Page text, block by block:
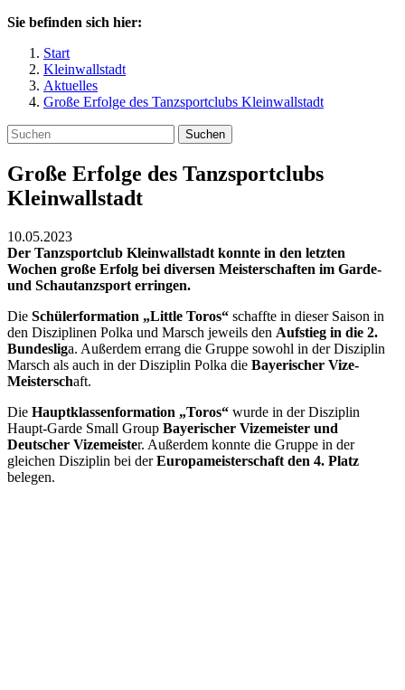
Sie befinden sich hier:
Start
Kleinwallstadt
Aktuelles
Große Erfolge des Tanzsportclubs Kleinwallstadt
Suchen
Große Erfolge des Tanzsportclubs
Kleinwallstadt
10.05.2023
Der Tanzsportclub Kleinwallstadt konnte in den letzten
Wochen große Erfolg bei diversen Meisterschaften im Garde-
und Schautanzsport erringen.
Die Schülerformation „Little Toros“ schaffte in dieser Saison in
den Disziplinen Polka und Marsch jeweils den Aufstieg in die 2.
Bundesliga. Außerdem errang die Gruppe sowohl in der Disziplin
Marsch als auch in der Disziplin Polka die Bayerischer Vize-
Meisterschaft.
Die Hauptklassenformation „Toros“ wurde in der Disziplin
Haupt-Garde Small Group Bayerischer Vizemeister und
Deutscher Vizemeister. Außerdem konnte die Gruppe in der
gleichen Disziplin bei derEuropameisterschaft den 4. Platz
belegen.